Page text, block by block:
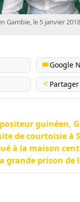
Gambie, le 5 janvier
Google
Partager
guinéen,
de courtoisie à
à la maison
grande prison de